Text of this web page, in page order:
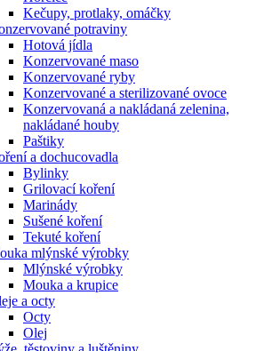
Kečupy, protlaky, omáčky
potraviny
Hotová jídla
Konzervované maso
Konzervované ryby
Konzervované a sterilizované ovoce
Konzervovaná a nakládaná zelenina,
nakládané houby
Paštiky
a dochucovadla
Bylinky
Grilovací koření
Marinády
Sušené koření
Tekuté koření
mlýnské výrobky
Mlýnské výrobky
Mouka a krupice
a octy
Octy
Olej